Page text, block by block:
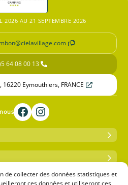
de collecter des données statistiques et
ces données et utiliseront ces
2026 AU 21 SEPTEMBRE 2026
64 08 00 13
Eymouthiers, FRANCE
sécurisé